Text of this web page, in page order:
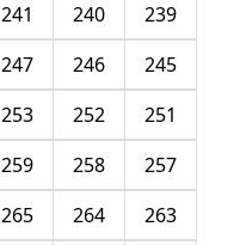
239
240
241
245
246
247
251
252
253
257
258
259
263
264
265